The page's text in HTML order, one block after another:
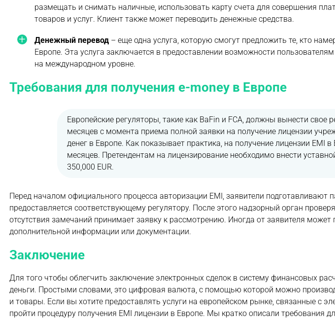
размещать и снимать наличные, использовать карту счета для совершения
товаров и услуг. Клиент также может переводить денежные средства.
Денежный перевод – еще одна услуга, которую смогут предложить те, кто
Европе. Эта услуга заключается в предоставлении возможности
на международном уровне.
Требования для получения e-money в Европе
Европейские регуляторы, такие как BaFin и FCA, должны вынести свое
месяцев с момента приема полной заявки на получение лицензии
денег в Европе. Как показывает практика, на получение лицензии EMI
месяцев. Претендентам на лицензирование необходимо внести
350,000 EUR.
Перед началом официального процесса авторизации EMI, заявители подготавливают
предоставляется соответствующему регулятору. После этого надзорный орган
отсутствия замечаний принимает заявку к рассмотрению. Иногда от заявителя может
дополнительной информации или документации.
Заключение
Для того чтобы облегчить заключение электронных сделок в систему финансовых
деньги. Простыми словами, это цифровая валюта, с помощью которой можно
и товары. Если вы хотите предоставлять услуги на европейском рынке, связанные с
пройти процедуру получения EMI лицензии в Европе. Мы кратко описали требования